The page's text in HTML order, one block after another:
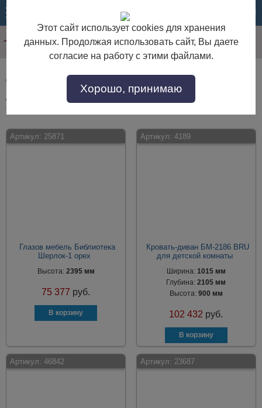
Детская мебель в классическом стиле
Детская мебель в классическом стиле по выгодной цене. Покупайте в
Артикул: 25871
Глазов мебель Библиотека
Шерлок-1 орех
Высота: 2395 мм
75 377 руб.
Артикул: 4189
Кровать-диван БМ-2186 BRU
для детской комнаты
Ширина: 1015 мм
Глубина:2105 мм
Высота: 900 мм
102 432 руб.
Артикул: 46842 Артикул: 23687
Этот сайт использует cookies для хранения
данных. Продолжая использовать сайт, Вы даете
согласие на работу с этими файлами.
Хорошо, принимаю